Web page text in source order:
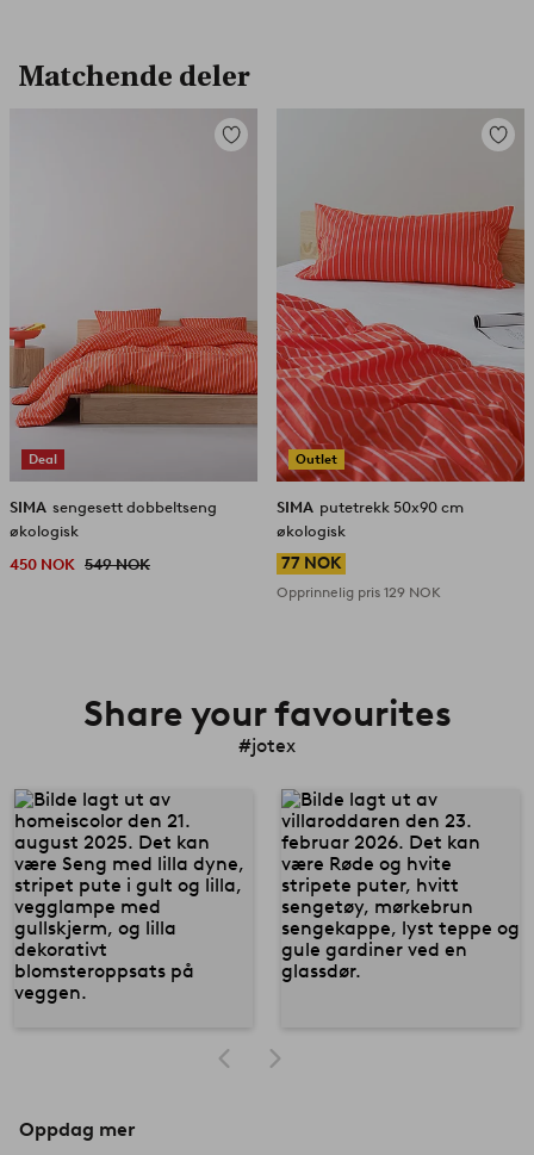
Matchende deler
Deal
Legg
SIMA sengesett dobbeltseng
økologisk
450 NOK 549 NOK
Outlet
Legg
SIMA putetrekk 50x90 cm
økologisk
77 NOK
Opprinnelig pris 129 NOK
Share your favourites
#jotex
Oppdag mer